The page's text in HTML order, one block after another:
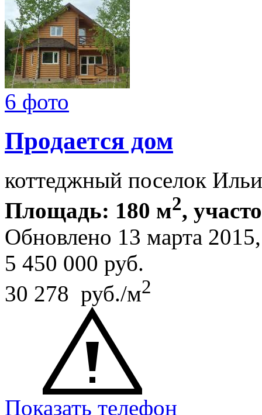
6 фото
Продается дом
коттеджный поселок
Площадь: 180 м2,
Обновлено 13 марта
5 450 000 руб.
30 278 руб./м2
Показать телефон